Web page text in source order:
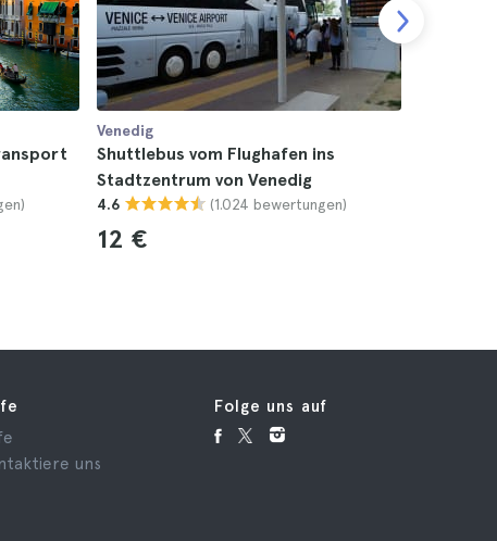
Venedig
Shuttlebus vom Flughafen ins
Stadtzentrum von Venedig
4.6 (1.024 bewertungen)
12 €
uns
Folge uns auf